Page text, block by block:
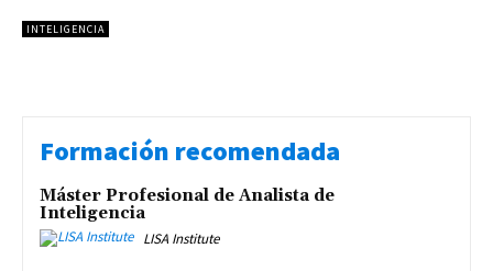
INTELIGENCIA
Formación recomendada
Máster Profesional de Analista de
Inteligencia
LISA Institute